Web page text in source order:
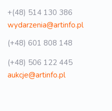
+(48) 514 130 386
wydarzenia@artinfo.pl
(+48) 601 808 148
(+48) 506 122 445
aukcje@artinfo.pl